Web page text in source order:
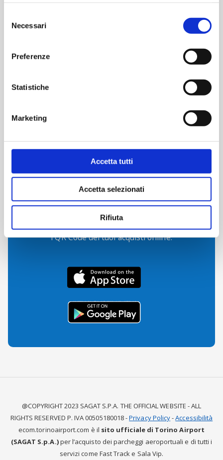
delNecessari
Preferenze
Statistiche
Marketing
Accetta tutti
Accetta selezionati
Rifiuta
Scarica l’App dell’Aeroporto di
Torino.
i QR Code dei tuoi acquisti online.
@COPYRIGHT 2023 SAGAT S.P.A. THE OFFICIAL WEBSITE - ALL
RIGHTS RESERVED P. IVA 00505180018 -Privacy Policy-Accessibilità
ecom.torinoairport.com è il sito ufficiale di Torino Airport
(SAGAT S.p.A.)per l’acquisto dei parcheggi aeroportuali e di tutti i
servizi come Fast Track e Sala Vip.